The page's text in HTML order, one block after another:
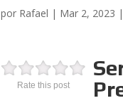
por Rafael | Mar 2, 2023
Rate this post